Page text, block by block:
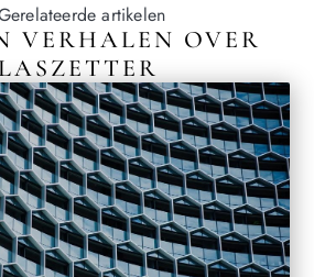
artikelen
VERHALEN OVER